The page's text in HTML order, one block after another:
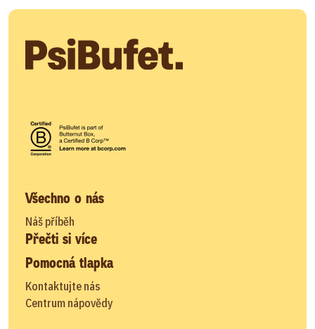
Všechno o nás
Náš příběh
Přečti si více
Pomocná tlapka
Kontaktujte nás
Centrum nápovědy